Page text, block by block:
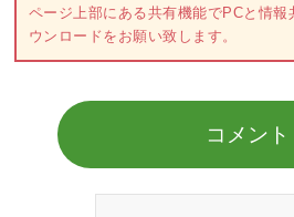
ページ上部にある共有機能でPCと情
ウンロードをお願い致します。
コメント